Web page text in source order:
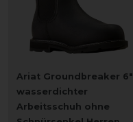
Ariat Groundbreaker 6"
wasserdichter
Arbeitsschuh ohne